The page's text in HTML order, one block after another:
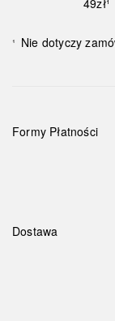
¹ Nie dotyczy
Formy Płatności
Dostawa